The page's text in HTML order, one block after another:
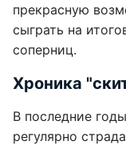
прекрасную
сыграть на
соперниц.
Хроника
В последние
регулярно